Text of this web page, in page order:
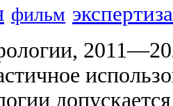
фильм экспертиза